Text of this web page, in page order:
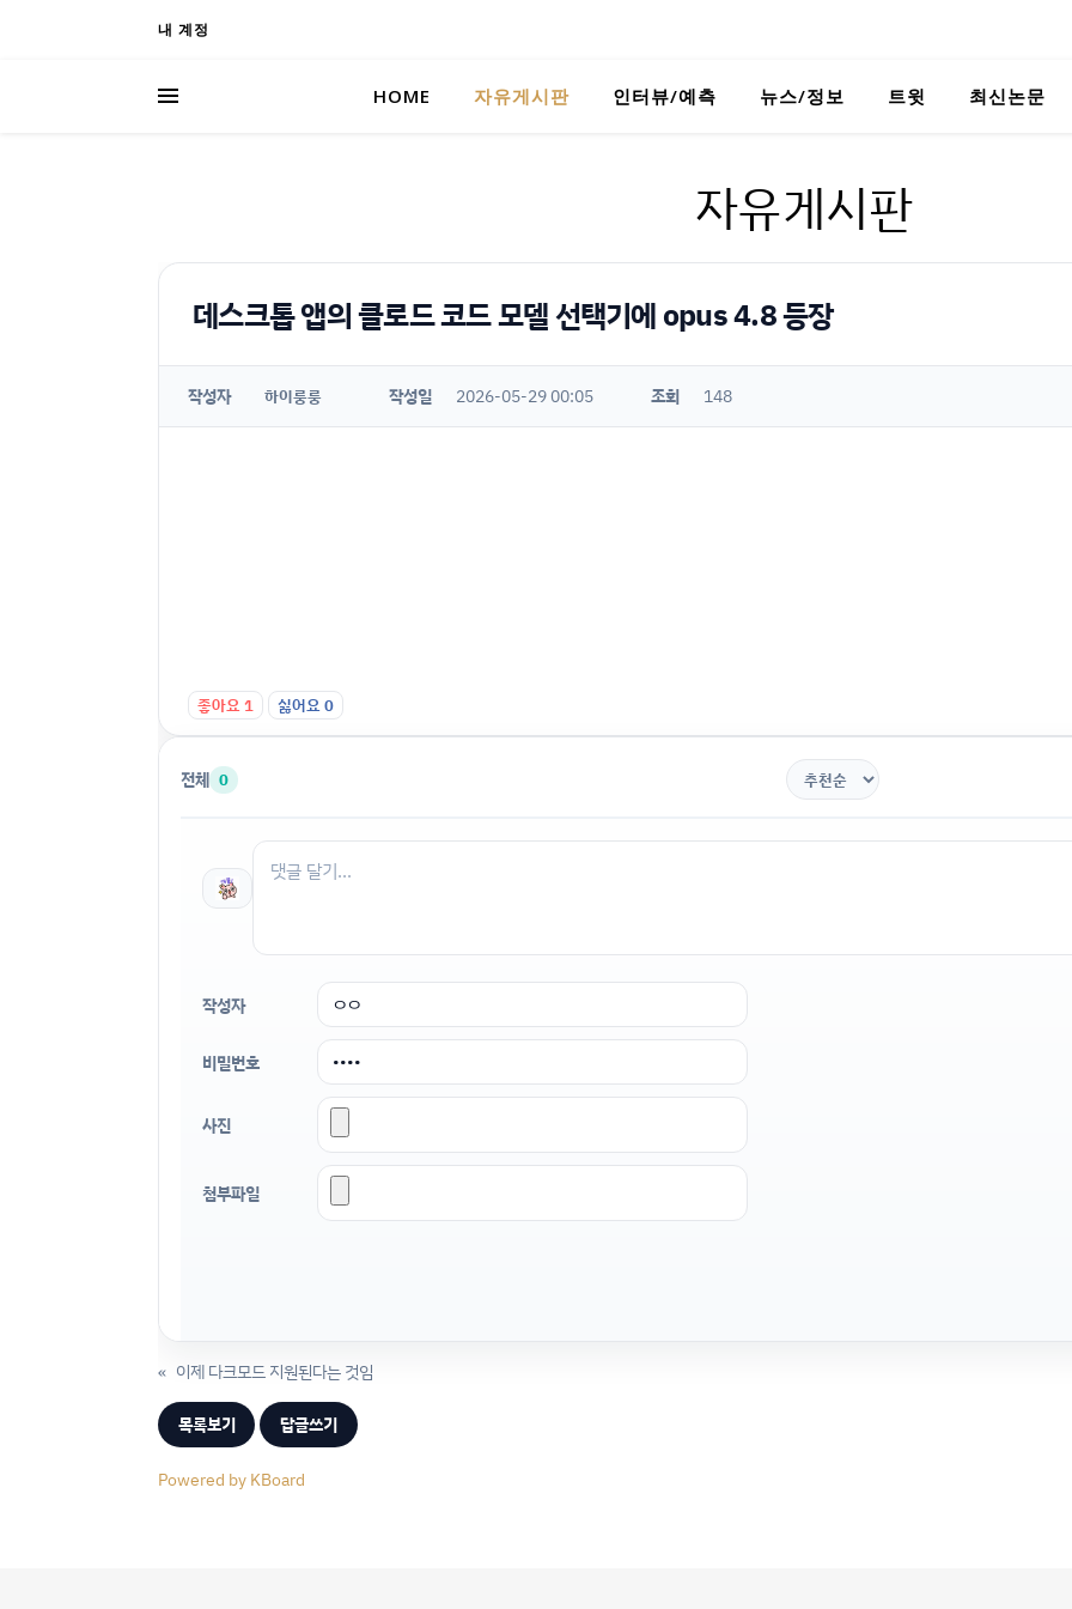
내 계정
HOME 자유게시판 인터뷰/예측 뉴스/정보 트윗 최신논문
자유게시판
데스크톱 앱의 클로드 코드 모델 선택기에 opus 4.8 등장
작성자 하이룽룽 작성일 2026-05-29 00:05 조회 148
좋아요1 싫어요0
전체 0
작성자
비밀번호
사진
첨부파일
« 이제 다크모드 지원된다는 것임
목록보기 답글쓰기
Powered by KBoard